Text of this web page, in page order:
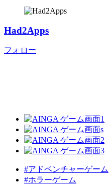
Had2Apps
フォロー
#アドベンチャーゲーム
#ホラーゲーム